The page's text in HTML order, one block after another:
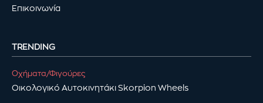
Επικοινωνία
TRENDING
Οχήματα/Φιγούρες
Οικολογικό Αυτοκινητάκι Skorpion Wheels